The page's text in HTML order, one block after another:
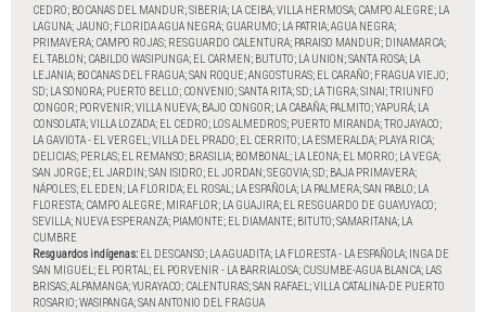
CEDRO; BOCANAS DEL MANDUR; SIBERIA; LA CEIBA; VILLA HERMOSA; CAMPO ALEGRE; LA
LAGUNA; JAUNO; FLORIDA AGUA NEGRA; GUARUMO; LA PATRIA; AGUA NEGRA;
PRIMAVERA; CAMPO ROJAS; RESGUARDO CALENTURA; PARAISO MANDUR; DINAMARCA;
EL TABLON; CABILDO WASIPUNGA; EL CARMEN; BUTUTO; LA UNION; SANTA ROSA; LA
LEJANIA; BOCANAS DEL FRAGUA; SAN ROQUE; ANGOSTURAS; EL CARAÑO; FRAGUA VIEJO;
SD; LA SONORA; PUERTO BELLO; CONVENIO; SANTA RITA; SD; LA TIGRA; SINAI; TRIUNFO
CONGOR; PORVENIR; VILLA NUEVA; BAJO CONGOR; LA CABAÑA; PALMITO; YAPURÁ; LA
CONSOLATA; VILLA LOZADA; EL CEDRO; LOS ALMEDROS; PUERTO MIRANDA; TROJAYACO;
LA GAVIOTA - EL VERGEL; VILLA DEL PRADO; EL CERRITO; LA ESMERALDA; PLAYA RICA;
DELICIAS; PERLAS; EL REMANSO; BRASILIA; BOMBONAL; LA LEONA; EL MORRO; LA VEGA;
SAN JORGE; EL JARDIN; SAN ISIDRO; EL JORDAN; SEGOVIA; SD; BAJA PRIMAVERA;
NÁPOLES; EL EDEN; LA FLORIDA; EL ROSAL; LA ESPAÑOLA; LA PALMERA; SAN PABLO; LA
FLORESTA; CAMPO ALEGRE; MIRAFLOR; LA GUAJIRA; EL RESGUARDO DE GUAYUYACO;
SEVILLA; NUEVA ESPERANZA; PIAMONTE; EL DIAMANTE; BITUTO; SAMARITANA; LA
CUMBRE
Resguardos indígenas:EL DESCANSO; LA AGUADITA; LA FLORESTA - LA ESPAÑOLA; INGA DE
SAN MIGUEL; EL PORTAL; EL PORVENIR - LA BARRIALOSA; CUSUMBE-AGUA BLANCA; LAS
BRISAS; ALPAMANGA; YURAYACO; CALENTURAS; SAN RAFAEL; VILLA CATALINA-DE PUERTO
ROSARIO; WASIPANGA; SAN ANTONIO DEL FRAGUA